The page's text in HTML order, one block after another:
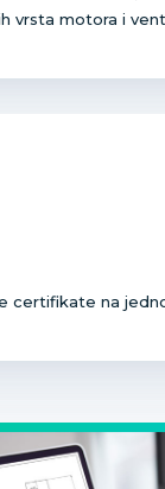
vrsta motora i
certifikate na